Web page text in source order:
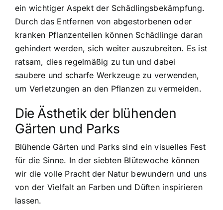
ein wichtiger Aspekt der Schädlingsbekämpfung.
Durch das Entfernen von abgestorbenen oder
kranken Pflanzenteilen können Schädlinge daran
gehindert werden, sich weiter auszubreiten. Es ist
ratsam, dies regelmäßig zu tun und dabei
saubere und scharfe Werkzeuge zu verwenden,
um Verletzungen an den Pflanzen zu vermeiden.
Die Ästhetik der blühenden
Gärten und Parks
Blühende Gärten und Parks sind ein visuelles Fest
für die Sinne. In der siebten Blütewoche können
wir die volle Pracht der Natur bewundern und uns
von der Vielfalt an Farben und Düften inspirieren
lassen.